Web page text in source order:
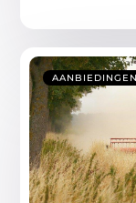
AANBIEDINGEN